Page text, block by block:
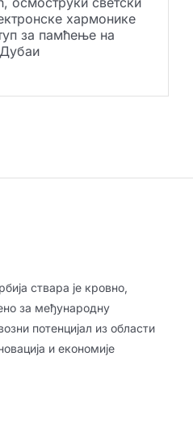
осмоструки светски
хармонике
за памћење на
ствара је кровно,
за међународну
потенцијал из области
и економије